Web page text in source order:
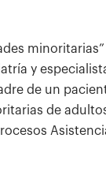
y
de un
de